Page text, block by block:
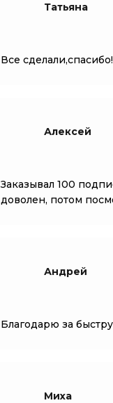
Татьяна
Все
Алексей
Заказывал 100
доволен, потом
Андрей
Благодарю за
Миха